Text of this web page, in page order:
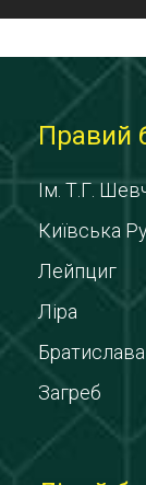
Правий
Ім. Т.Г.
Київська
Лейпциг
Ліра
Братислава
Загреб